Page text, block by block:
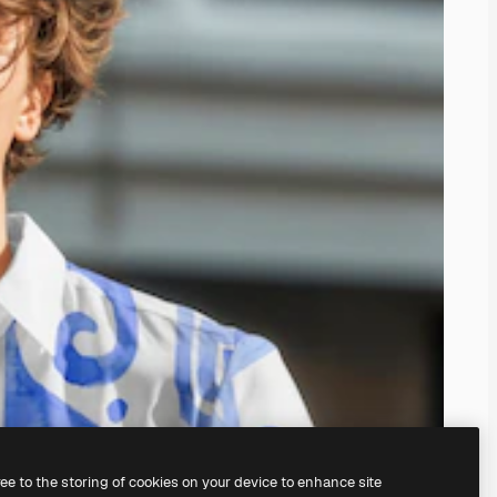
KI-Bildgeneratorerstellen.
to the storing of cookies on your device to enhance site